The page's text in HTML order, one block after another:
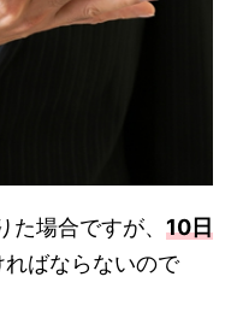
場合ですが、 10日
ればならないので